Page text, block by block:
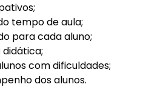
tempo de aula;
para cada aluno;
com dificuldades;
dos alunos.